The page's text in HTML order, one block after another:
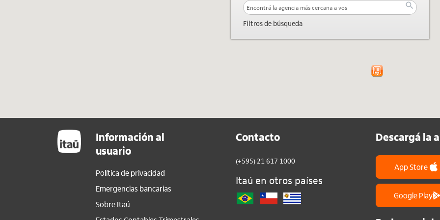
search
Filtros de búsqueda
Información al
usuario
Política de privacidad
Emergencias bancarias
Sobre Itaú
Contacto
(+595) 21 617 1000
Itaú en otros países
Descargá la
App Store
Google Play